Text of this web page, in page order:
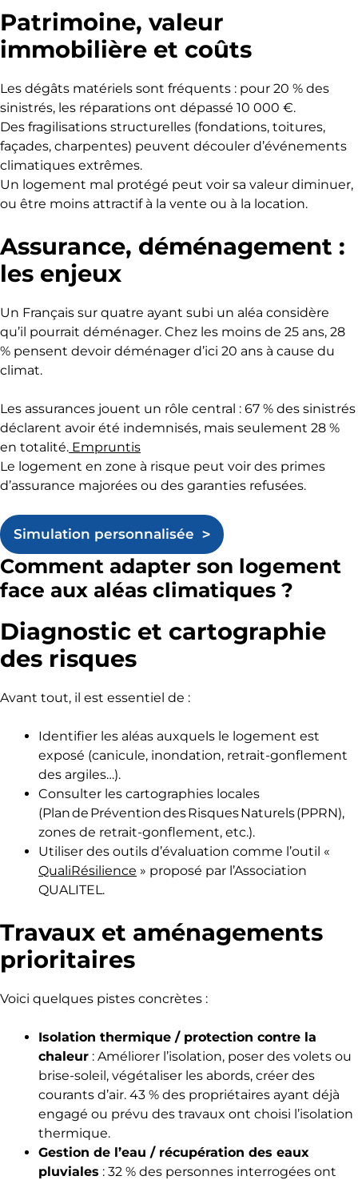
Patrimoine, valeur
immobilière et coûts
Les dégâts matériels sont fréquents : pour 20 % des
sinistrés, les réparations ont dépassé 10 000 €.
Des fragilisations structurelles (fondations, toitures,
façades, charpentes) peuvent découler d’événements
climatiques extrêmes.
Un logement mal protégé peut voir sa valeur diminuer,
ou être moins attractif à la vente ou à la location.
Assurance, déménagement :
les enjeux
Un Français sur quatre ayant subi un aléa considère
qu’il pourrait déménager. Chez les moins de 25 ans, 28
% pensent devoir déménager d’ici 20 ans à cause du
climat.
Les assurances jouent un rôle central : 67 % des sinistrés
déclarent avoir été indemnisés, mais seulement 28 %
en totalité. Empruntis
Le logement en zone à risque peut voir des primes
d’assurance majorées ou des garanties refusées.
Simulation personnalisée
Comment adapter son logement
face aux aléas climatiques ?
Diagnostic et cartographie
des risques
Avant tout, il est essentiel de :
Identifier les aléas auxquels le logement est
exposé (canicule, inondation, retrait-gonflement
des argiles…).
Consulter les cartographies locales
(Plan de Prévention des Risques Naturels (PPRN),
zones de retrait-gonflement, etc.).
Utiliser des outils d’évaluation comme l’outil «
QualiRésilience » proposé par l’Association
QUALITEL.
Travaux et aménagements
prioritaires
Voici quelques pistes concrètes :
Isolation thermique / protection contre la
chaleur : Améliorer l’isolation, poser des volets ou
brise-soleil, végétaliser les abords, créer des
courants d’air. 43 % des propriétaires ayant déjà
engagé ou prévu des travaux ont choisi l’isolation
thermique.
Gestion de l’eau / récupération des eaux
pluviales : 32 % des personnes interrogées ont